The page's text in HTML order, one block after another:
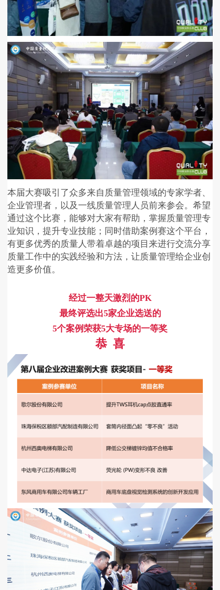
本届大赛吸引了众多来自质量管理领域的专家学者、
企业管理者，以及一线质量管理人员前来参会。希望
通过这个比赛，能够对大家有帮助，掌握质量管理专
业知识，提升专业技能；同时借助案例赛这个平台，
有更多优秀的质量人带着卓越的项目来进行交流分享
质量工作中的实践经验和方法，让质量管理给企业创
造更多价值。
经过一整天激烈的PK
最终评选出5家企业选送的
5个案例荣获5大专场的一等奖
恭 喜